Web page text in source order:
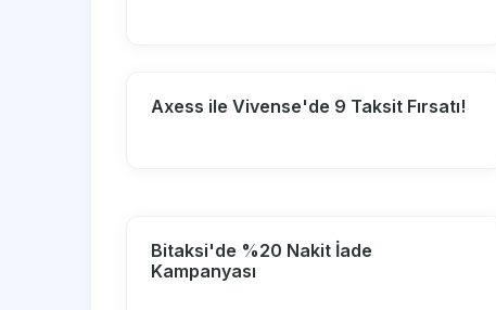
Axess ile Vivense'de 9 Taksit Fırsatı!
Bitaksi'de %20 Nakit İade
Kampanyası